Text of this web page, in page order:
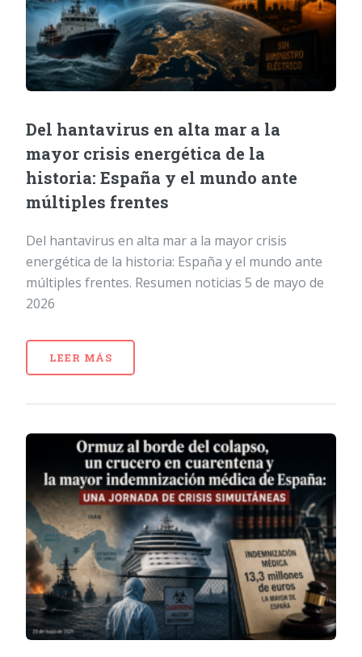
Del hantavirus en alta mar a la
mayor crisis energética de la
historia: España y el mundo ante
múltiples frentes
Del hantavirus en alta mar a la mayor crisis
energética de la historia: España y el mundo ante
múltiples frentes. Resumen noticias 5 de mayo de
2026
LEER MÁS